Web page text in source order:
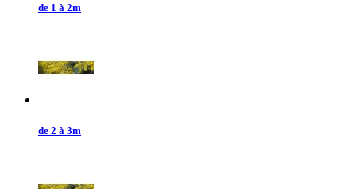
de 1 à 2m
de 2 à 3m